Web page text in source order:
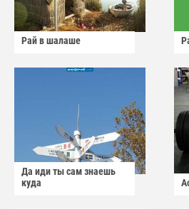
Рай в шалаше
Да иди ты сам знаешь
куда